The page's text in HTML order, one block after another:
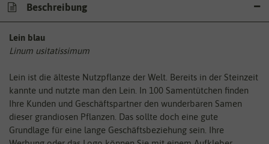
Beschreibung
Lein blau
Linum usitatissimum
Lein ist die älteste Nutzpflanze der Welt. Bereits in der Steinzeit
kannte und nutzte man den Lein. In 100 Samentütchen finden
Ihre Kunden und Geschäftspartner den wunderbaren Samen
dieser grandiosen Pflanzen. Das sollte doch eine gute
Grundlage für eine lange Geschäftsbeziehung sein. Ihre